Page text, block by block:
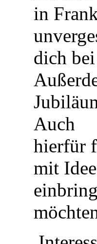
in
dich
Auch
hierfür
mit